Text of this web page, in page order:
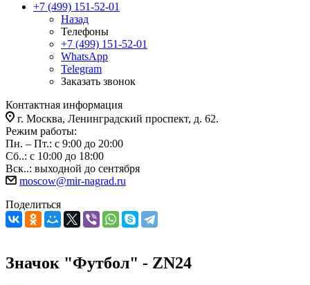
+7 (499) 151-52-01
Назад
Телефоны
+7 (499) 151-52-01
WhatsApp
Telegram
Заказать звонок
Контактная информация
г. Москва, Ленинградский проспект, д. 62.
Режим работы:
Пн. – Пт.: с 9:00 до 20:00
Сб..: с 10:00 до 18:00
Вск..: выходной до сентября
moscow@mir-nagrad.ru
Поделиться
Значок "Футбол" - ZN24